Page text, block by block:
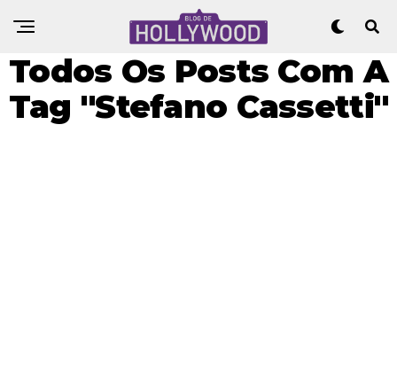
Todos Os Posts Com A
Tag "Stefano Cassetti"